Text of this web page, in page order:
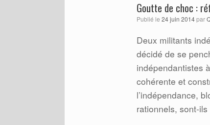
Goutte de choc :
Publié le24 juin 2014par
Deux militants
décidé de se
indépendantistes
cohérente et
l’indépendance,
rationnels, sont-